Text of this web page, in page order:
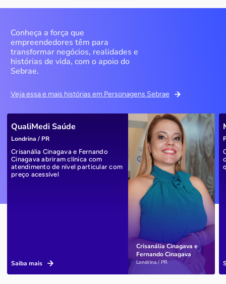
Conheça a força que
empreendedores têm para
transformar negócios, realidades e
histórias de vida, com o apoio do
Sebrae.
Veja essa e mais histórias em Personagens Sebrae
Crisanália Cinagava e
Fernando Cinagava
Londrina / PR
QualiMedi Saúde
Londrina / PR
Crisanália Cinagava e Fernando
Cinagava abriram clínica com
atendimento de nível particular com
preço acessível
Saiba mais